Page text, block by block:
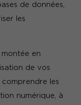
de données,
les
en
de vos
les
numérique, à